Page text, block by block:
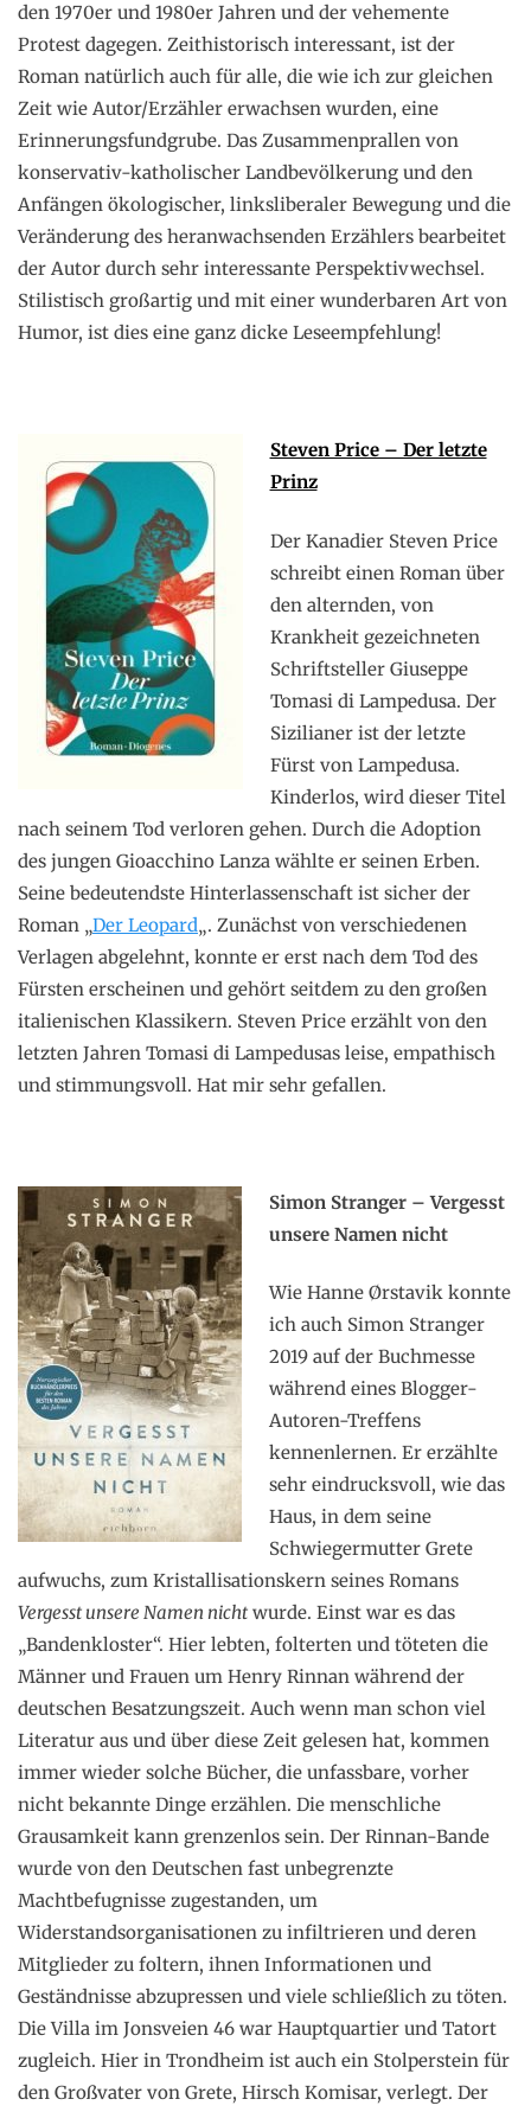
den 1970er und 1980er Jahren und der vehemente
Protest dagegen. Zeithistorisch interessant, ist der
Roman natürlich auch für alle, die wie ich zur gleichen
Zeit wie Autor/Erzähler erwachsen wurden, eine
Erinnerungsfundgrube. Das Zusammenprallen von
konservativ-katholischer Landbevölkerung und den
Anfängen ökologischer, linksliberaler Bewegung und die
Veränderung des heranwachsenden Erzählers bearbeitet
der Autor durch sehr interessante Perspektivwechsel.
Stilistisch großartig und mit einer wunderbaren Art von
Humor, ist dies eine ganz dicke Leseempfehlung!
Steven Price – Der letzte
Prinz
Der Kanadier Steven Price
schreibt einen Roman über
den alternden, von
Krankheit gezeichneten
Schriftsteller Giuseppe
Tomasi di Lampedusa. Der
Sizilianer ist der letzte
Fürst von Lampedusa.
Kinderlos, wird dieser Titel
nach seinem Tod verloren gehen. Durch die Adoption
des jungen Gioacchino Lanza wählte er seinen Erben.
Seine bedeutendste Hinterlassenschaft ist sicher der
Roman „Der Leopard„. Zunächst von verschiedenen
Verlagen abgelehnt, konnte er erst nach dem Tod des
Fürsten erscheinen und gehört seitdem zu den großen
italienischen Klassikern. Steven Price erzählt von den
letzten Jahren Tomasi di Lampedusas leise, empathisch
und stimmungsvoll. Hat mir sehr gefallen.
Simon Stranger – Vergesst
unsere Namen nicht
Wie Hanne Ørstavik konnte
ich auch Simon Stranger
2019 auf der Buchmesse
während eines Blogger-
Autoren-Treffens
kennenlernen. Er erzählte
sehr eindrucksvoll, wie das
Haus, in dem seine
Schwiegermutter Grete
aufwuchs, zum Kristallisationskern seines Romans
Vergesst unsere Namen nicht wurde. Einst war es das
„Bandenkloster“. Hier lebten, folterten und töteten die
Männer und Frauen um Henry Rinnan während der
deutschen Besatzungszeit. Auch wenn man schon viel
Literatur aus und über diese Zeit gelesen hat, kommen
immer wieder solche Bücher, die unfassbare, vorher
nicht bekannte Dinge erzählen. Die menschliche
Grausamkeit kann grenzenlos sein. Der Rinnan-Bande
wurde von den Deutschen fast unbegrenzte
Machtbefugnisse zugestanden, um
Widerstandsorganisationen zu infiltrieren und deren
Mitglieder zu foltern, ihnen Informationen und
Geständnisse abzupressen und viele schließlich zu töten.
Die Villa im Jonsveien 46 war Hauptquartier und Tatort
zugleich. Hier in Trondheim ist auch ein Stolperstein für
den Großvater von Grete, Hirsch Komisar, verlegt. Der